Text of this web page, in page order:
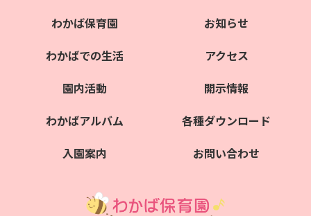
わかば保育園
わかばでの生活
園内活動
わかばアルバム
入園案内
お知らせ
アクセス
開示情報
各種ダウンロード
お問い合わせ